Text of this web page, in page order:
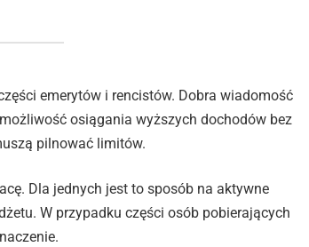
emerytów i rencistów. Dobra wiadomość
osiągania wyższych dochodów bez
pilnować limitów.
Dla jednych jest to sposób na aktywne
W przypadku części osób pobierających